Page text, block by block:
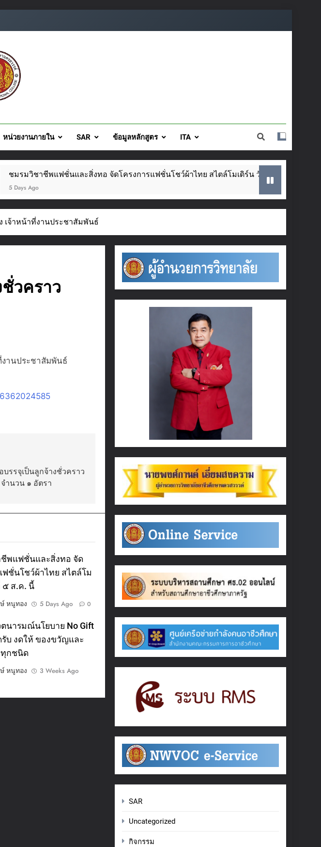
หน่วยงานภายใน SAR ข้อมูลหลักสูตร ITA
พแฟชั่นและสิ่งทอ จัดโครงการแฟชั่นโชว์ผ้าไทย สไตล์โมเดิร์น วันที่ ๕ ส.ค. นี้
เจ้าหน้าที่งานประชาสัมพันธ์
วคราว
งานประชาสัมพันธ์
รรจุเป็นลูกจ้างชั่วคราว
ำนวน ๑ อัตรา
พแฟชั่นและสิ่งทอ จัด
ฟชั่นโชว์ผ้าไทย สไตล์โม
๕ ส.ค. นี้
หนูทอง
5 Days Ago 0
ตนารมณ์นโยบาย No Gift
รับ งดให้ ของขวัญและ
กชนิด
หนูทอง
3 Weeks Ago
SAR
Uncategorized
กิจกรรม